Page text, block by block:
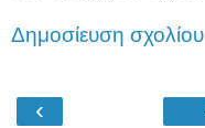
Δημοσίευση σχολίου
‹